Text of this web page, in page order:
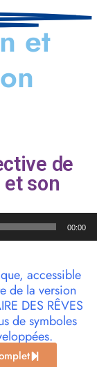
et
de
et son
00:00
accessible
de la version
DES RÊVES
de symboles